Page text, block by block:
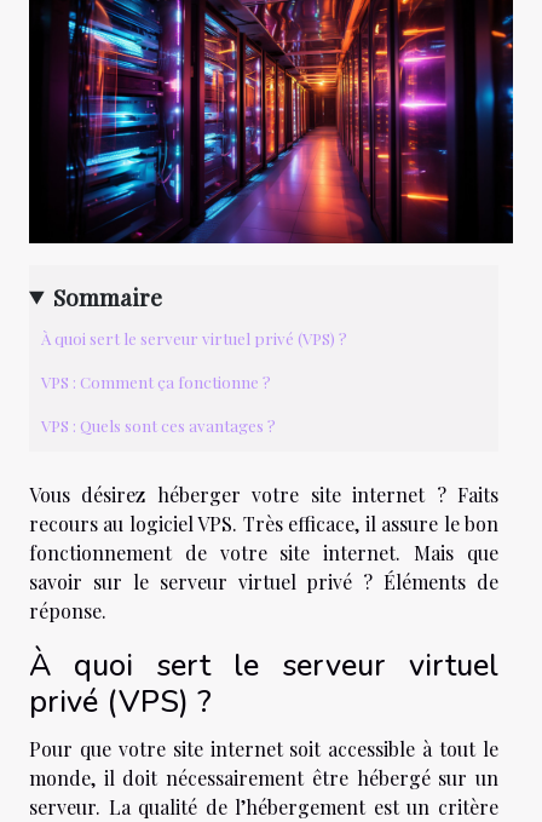
Sommaire
À quoi sert le serveur virtuel privé (VPS) ?
VPS : Comment ça fonctionne ?
VPS : Quels sont ces avantages ?
Vous désirez héberger votre site internet ? Faits
recours au logiciel VPS. Très efficace, il assure le bon
fonctionnement de votre site internet. Mais que
savoir sur le serveur virtuel privé ? Éléments de
réponse.
À quoi sert le serveur virtuel
privé (VPS) ?
Pour que votre site internet soit accessible à tout le
monde, il doit nécessairement être hébergé sur un
serveur. La qualité de l’hébergement est un critère